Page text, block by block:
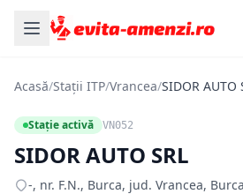
Acasă/Stații ITP/Vrancea/SIDOR AUTO
Stație activă VN052
SIDOR AUTO SRL
-, nr. F.N., Burca, jud. Vrancea,